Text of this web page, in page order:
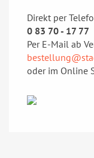
Direkt per
0 83 70 - 17 77
Per E-Mail ab
oder im Online